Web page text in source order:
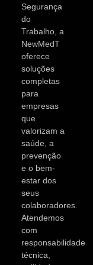
Segurança
do
Trabalho, a
NewMedT
oferece
soluções
completas
para
empresas
que
valorizam a
saúde, a
prevenção
e o bem-
estar dos
seus
colaboradores.
Atendemos
com
responsabilidade
técnica,